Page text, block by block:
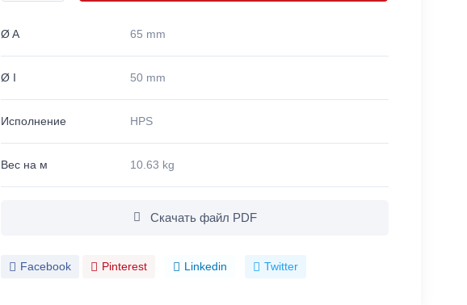
Ø A 65 mm
Ø I 50 mm
Исполнение HPS
Вес на м 10.63 kg
Скачать файл PDF
Facebook Pinterest Linkedin Twitter